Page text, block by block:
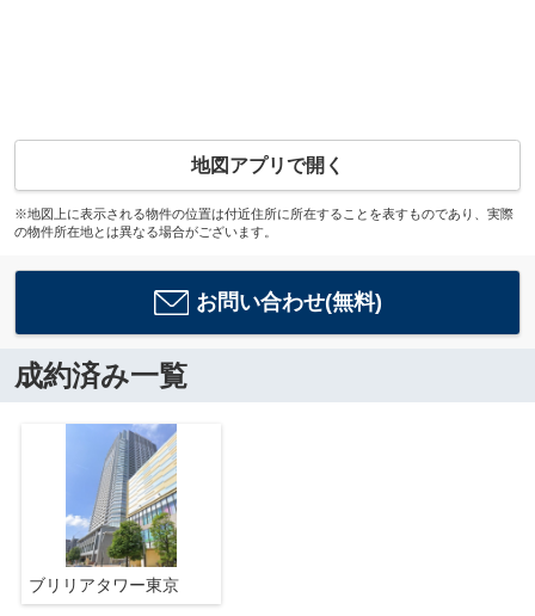
地図アプリで開く
※地図上に表示される物件の位置は付近住所に所在することを表すものであり、実際
の物件所在地とは異なる場合がございます。
お問い合わせ(無料)
成約済み一覧
ブリリアタワー東京